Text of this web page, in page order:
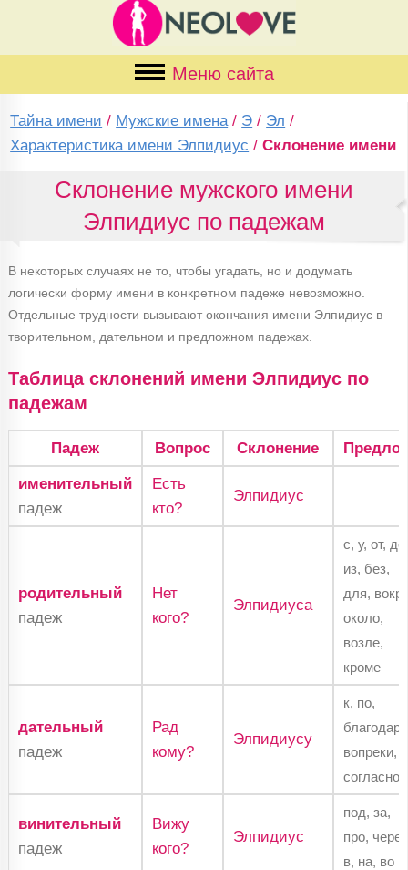
Меню сайта
Тайна имени / Мужские имена / Э / Эл /
Характеристика имени Элпидиус /Склонение имени
Склонение мужского имени
Элпидиус по падежам
В некоторых случаях не то, чтобы угадать, но и додумать
логически форму имени в конкретном падеже невозможно.
Отдельные трудности вызывают окончания имени Элпидиус в
творительном, дательном и предложном падежах.
Таблица склонений имени Элпидиус по
падежам
Падеж Вопрос Склонение
именительный
падеж
Есть
кто?
Элпидиус
родительный
падеж
Нет
кого?
Элпидиуса
с, у, от, до,
из, без,
для,
около,
возле,
кроме
дательный
падеж
Рад
кому?
Элпидиусу
к, по,
вопреки,
согласно
винительный
падеж
Вижу
кого?
Элпидиус
под, за,
про,
в, на, во